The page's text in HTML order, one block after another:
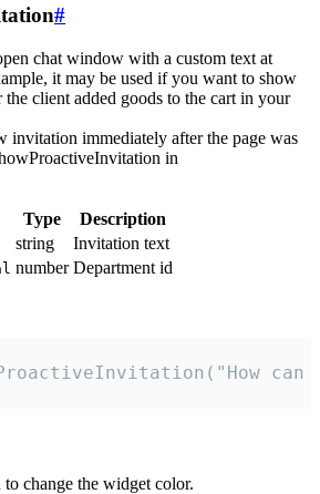
#
chat window with a custom text at
it may be used if you want to show
client added goods to the cart in your
invitation immediately after the page was
in
Type
Description
string
Invitation text
number Department id
change the widget color.